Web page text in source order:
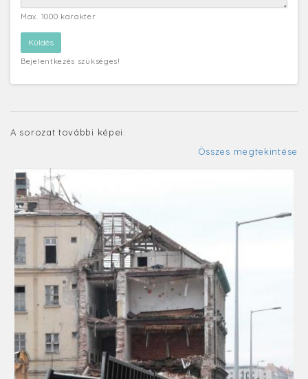
Max. 1000 karakter
Bejelentkezés szükséges!
A sorozat további képei:
Összes megtekintése